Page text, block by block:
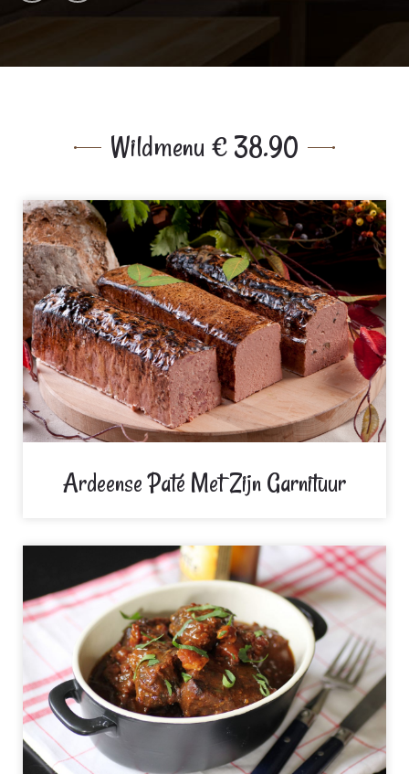
Dessert Van De Dag
Wildmenu € 38.90
Ardeense Paté Met Zijn Garnituur